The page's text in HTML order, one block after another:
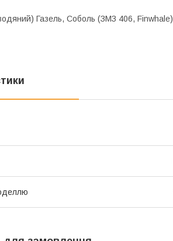
Газель, Соболь (ЗМЗ 406, Finwhale)